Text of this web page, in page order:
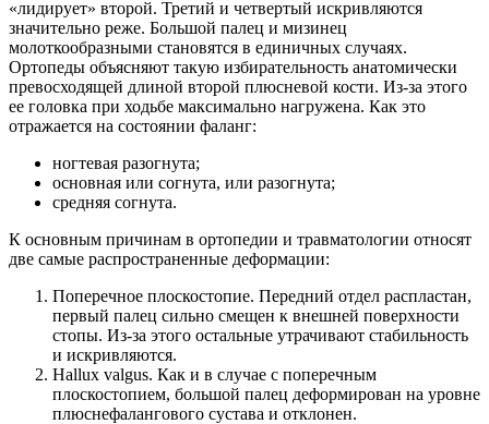
«лидирует» второй. Третий и четвертый искривляются
значительно реже. Большой палец и мизинец
молоткообразными становятся в единичных случаях.
Ортопеды объясняют такую избирательность анатомически
превосходящей длиной второй плюсневой кости. Из-за этого
ее головка при ходьбе максимально нагружена. Как это
отражается на состоянии фаланг:
ногтевая разогнута;
основная или согнута, или разогнута;
средняя согнута.
К основным причинам в ортопедии и травматологии относят
две самые распространенные деформации:
Поперечное плоскостопие. Передний отдел распластан,
первый палец сильно смещен к внешней поверхности
стопы. Из-за этого остальные утрачивают стабильность
и искривляются.
Hallux valgus. Как и в случае с поперечным
плоскостопием, большой палец деформирован на уровне
плюснефалангового сустава и отклонен.